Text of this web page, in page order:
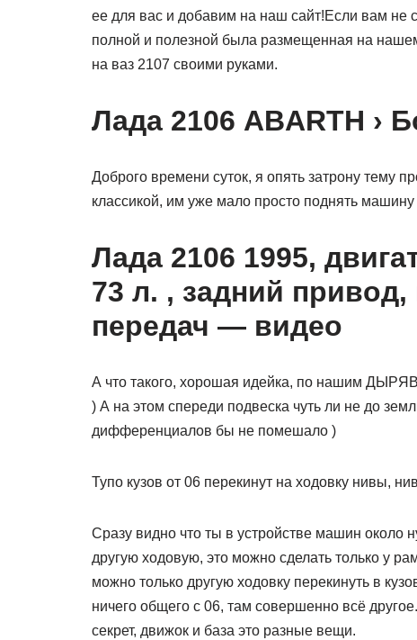
ее для вас и добавим на наш сайт!Если вам не
полной и полезной была размещенная на
на ваз 2107 своими руками.
Лада 2106 ABARTH ›
Доброго времени суток, я опять затрону тему
классикой, им уже мало просто поднять
Лада 2106 1995,
73 л. , задний
передач — видео
А что такого, хорошая идейка, по нашим
) А на этом спереди подвеска чуть ли не до
дифференциалов бы не помешало )
Тупо кузов от 06 перекинут на ходовку нивы,
Сразу видно что ты в устройстве машин около
другую ходовую, это можно сделать только у
можно только другую ходовку перекинуть в
ничего общего с 06, там совершенно всё
секрет, движок и база это разные вещи.